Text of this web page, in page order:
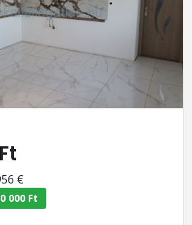
€
000 Ft